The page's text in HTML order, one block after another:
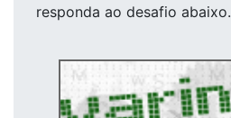
responda ao desafio abaixo.